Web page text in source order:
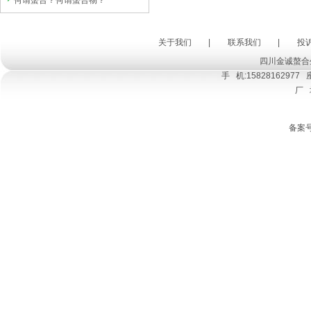
关于我们 联系我们
投
四川金诚螯
手 机:15828162977
厂
备案